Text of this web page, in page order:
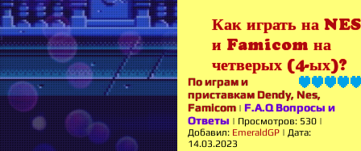
Как играть на NES
и Famicom на
четверых (4-ых)?
По играм и
приставкам Dendy, Nes,
Famicom | F.A.Q Вопросы и
Ответы | Просмотров: 530 |
Добавил: EmeraldGP | Дата:
14.03.2023